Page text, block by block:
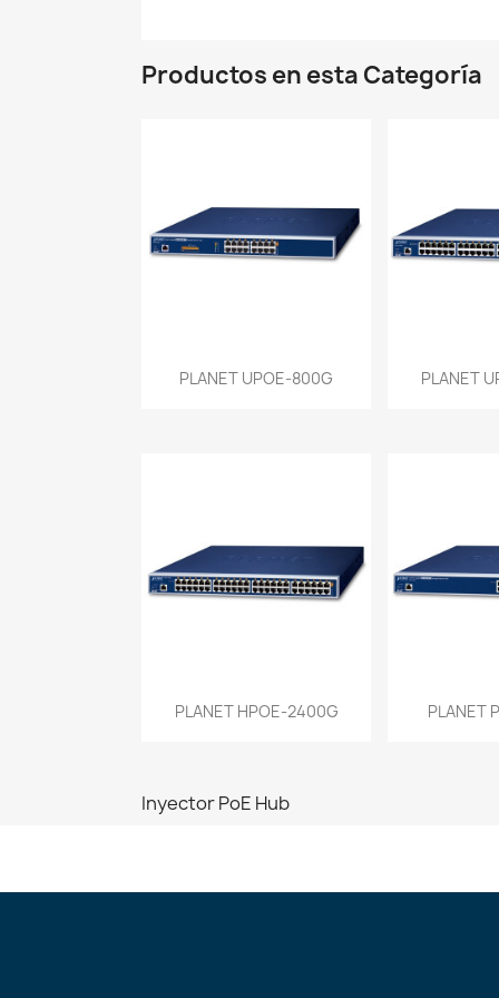
Productos en esta Categoría
Vista rápida
PLANET UPOE-800G 
PLANET
Vista rápida
PLANET HPOE-2400G 
PLANET
Inyector PoE Hub